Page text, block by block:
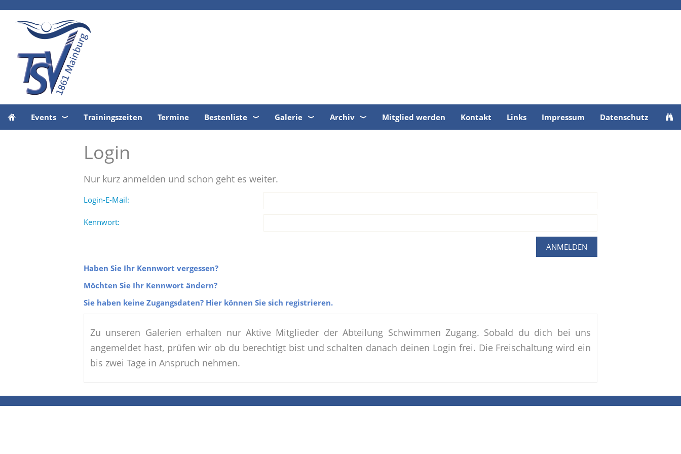
Events Trainingszeiten Termine Bestenliste Galerie Archiv Mitglied werden Kontakt Links Impressum Datenschutz
Login
Nur kurz anmelden und schon geht es weiter.
Login-E-Mail:
Kennwort:
Haben Sie Ihr Kennwort vergessen?
Möchten Sie Ihr Kennwort ändern?
Sie haben keine Zugangsdaten? Hier können Sie sich registrieren.
Zu unseren Galerien erhalten nur Aktive Mitglieder der Abteilung Schwimmen Zugang. Sobald du dich bei uns
angemeldet hast, prüfen wir ob du berechtigt bist und schalten danach deinen Login frei. Die Freischaltung wird ein
bis zwei Tage in Anspruch nehmen.